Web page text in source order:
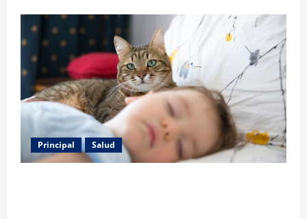
Principal Salud